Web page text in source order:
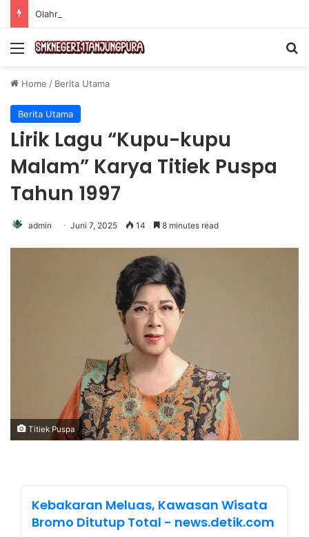
Menu
Home / Berita Utama
Berita Utama
Lirik Lagu “Kupu-kupu
Malam” Karya Titiek Puspa
Tahun 1997
admin Juni 7, 2025 14 8 minutes read
Titiek Puspa
Kebakaran Meluas, Kawasan Wisata
Bromo Ditutup Total - news.detik.com